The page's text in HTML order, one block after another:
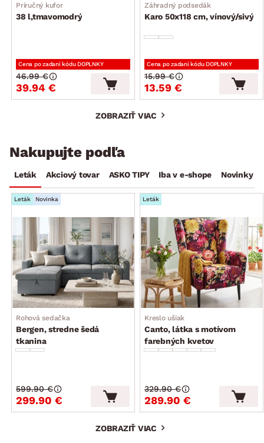
Príručný kufor
38 l,tmavomodrý
Cena po zadaní kódu DOPLNKY
39.94 €
46.99 €
Záhradný podsedák
Karo 50x118 cm, vínový/sivý
Cena po zadaní kódu DOPLNKY
13.59 €
15.99 €
ZOBRAZIŤ VIAC
Nakupujte podľa
Leták Akciový tovar ASKO TIPY Iba v e-shope Novinky
Leták Novinka
Rohová sedačka
Bergen, stredne šedá
tkanina
299.90 €
599.90 €
Leták
Kreslo ušiak
Canto, látka s motívom
farebných kvetov
289.90 €
329.90 €
ZOBRAZIŤ VIAC